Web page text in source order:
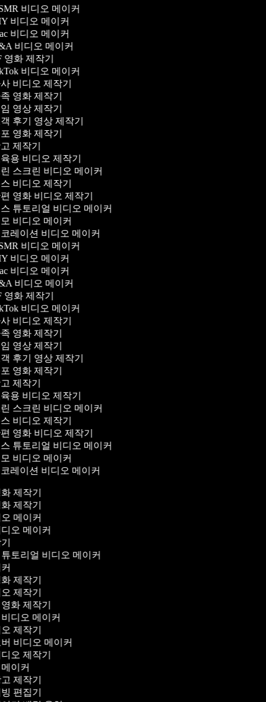
비디오 메이커
비디오 메이커
비디오 메이커
비디오 메이커
영화 제작기
비디오 메이커
비디오 제작기
영화 제작기
영상 제작기
후기 영상 제작기
영화 제작기
제작기
용 비디오 제작기
스크린 비디오 메이커
비디오 제작기
영화 비디오 제작기
튜토리얼 비디오 메이커
비디오 메이커
레이션 비디오 메이커
비디오 메이커
비디오 메이커
비디오 메이커
비디오 메이커
영화 제작기
비디오 메이커
비디오 제작기
영화 제작기
영상 제작기
후기 영상 제작기
영화 제작기
제작기
용 비디오 제작기
스크린 비디오 메이커
비디오 제작기
영화 비디오 제작기
튜토리얼 비디오 메이커
비디오 메이커
레이션 비디오 메이커
화 제작기
화 제작기
오 메이커
디오 메이커
기
튜토리얼 비디오 메이커
커
화 제작기
오 제작기
영화 제작기
비디오 메이커
오 제작기
버 비디오 메이커
디오 제작기
메이커
고 제작기
빙 편집기